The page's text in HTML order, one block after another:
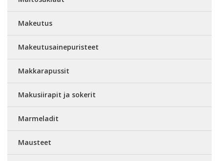
Makeutus
Makeutusainepuristeet
Makkarapussit
Makusiirapit ja sokerit
Marmeladit
Mausteet